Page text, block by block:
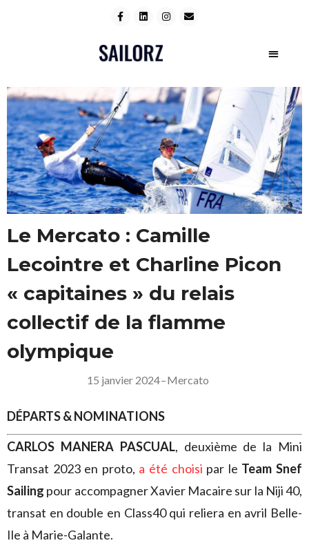
Le Mercato : Camille
Lecointre et Charline Picon
« capitaines » du relais
collectif de la flamme
olympique
15 janvier 2024–Mercato
DÉPARTS & NOMINATIONS
CARLOS MANERA PASCUAL, deuxième de la Mini
Transat 2023 en proto, a été choisi par le Team Snef
Sailing pour accompagner Xavier Macaire sur la Niji 40,
transat en double en Class40 qui reliera en avril Belle-
Ile à Marie-Galante.